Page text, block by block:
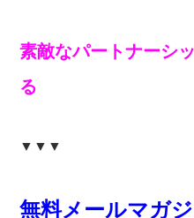
素敵なパートナーシ
る
▼▼▼
無料メールマガ